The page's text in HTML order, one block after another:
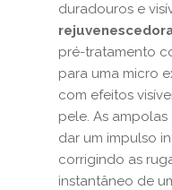
duradouros e
pré-tratamento
para uma micro
com efeitos
pele. As ampolas
dar um impulso
corrigindo as
instantâneo de